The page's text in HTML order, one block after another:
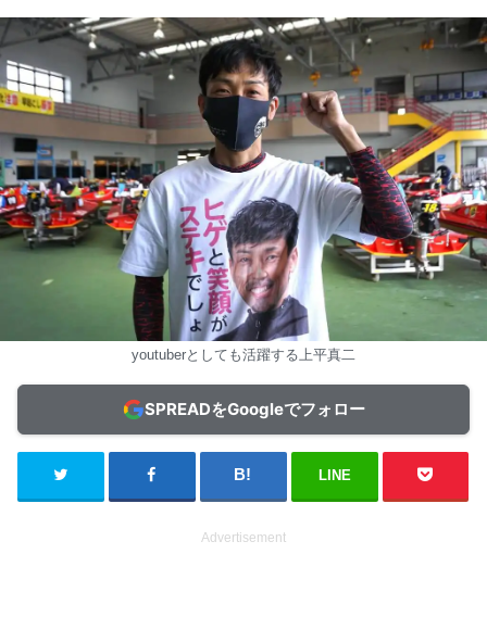
youtuberとしても活躍する上平真二
SPREADをGoogleでフォロー
LINE
Advertisement